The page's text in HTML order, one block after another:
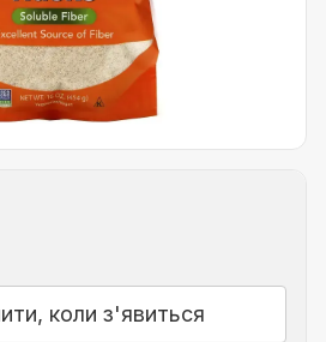
коли з'явиться